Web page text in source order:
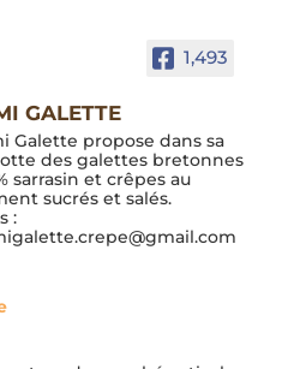
1,493
GALETTE
Galette propose dans sa
des galettes bretonnes
sarrasin et crêpes au
sucrés et salés.
: